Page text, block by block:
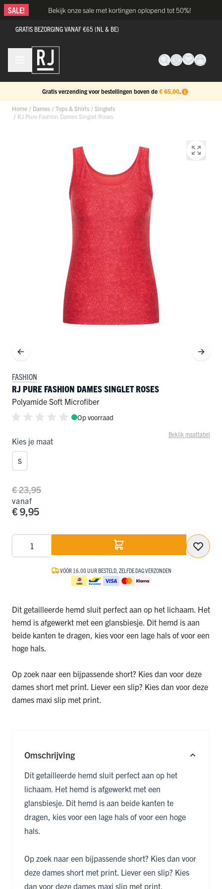
Ga naar de inhoud
SALE! Bekijk onze sale met kortingen oplopend tot 50%!
GRATIS BEZORGING VANAF €65 (NL & BE)
Gratis verzending voor bestellingen boven de € 65,00.
Home / Dames / Tops & Shirts / Singlets
/ RJ Pure Fashion Dames Singlet Roses
FASHION
RJ PURE FASHION DAMES SINGLET ROSES
Polyamide Soft Microfiber
Op voorraad
Bekijk maattabel
Kies je maat
S
€ 23,95
vanaf
€ 9,95
VÓÓR 16.00 UUR BESTELD, ZELFDE DAG VERZONDEN
Dit getailleerde hemd sluit perfect aan op het lichaam. Het
hemd is afgewerkt met een glansbiesje. Dit hemd is aan
beide kanten te dragen, kies voor een lage hals of voor een
hoge hals.
Op zoek naar een bijpassende short? Kies dan voor deze
dames short met print. Liever een slip? Kies dan voor deze
dames maxi slip met print.
Omschrijving
Dit getailleerde hemd sluit perfect aan op het
lichaam. Het hemd is afgewerkt met een
glansbiesje. Dit hemd is aan beide kanten te
dragen, kies voor een lage hals of voor een hoge
hals.
Op zoek naar een bijpassende short? Kies dan voor
deze dames short met print. Liever een slip? Kies
dan voor deze dames maxi slip met print.